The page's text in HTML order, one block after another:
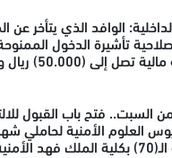
الوافد الذي يتأخر
صلاحية تأشيرة الدخول
إلى (50.000) ريال والسجن والترحيل
من السبت.. فتح باب القبول
العلوم الأمنية لحاملي
الأمنية